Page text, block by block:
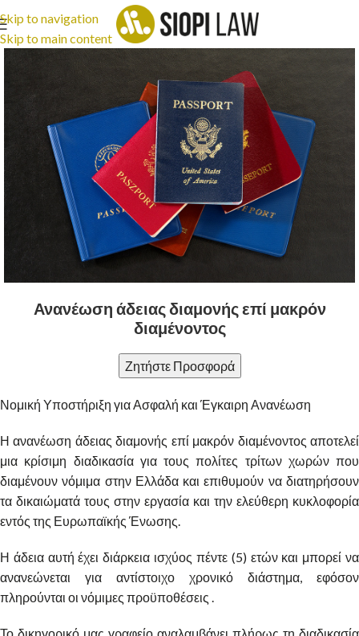
Skip to navigation
Skip to main content
Ανανέωση άδειας διαμονής επί μακρόν
διαμένοντος
Ζητήστε Προσφορά
Νομική Υποστήριξη για Ασφαλή και Έγκαιρη Ανανέωση
Η ανανέωση άδειας διαμονής επί μακρόν διαμένοντος αποτελεί
μια κρίσιμη διαδικασία για τους πολίτες τρίτων χωρών που
διαμένουν νόμιμα στην Ελλάδα και επιθυμούν να διατηρήσουν
τα δικαιώματά τους στην εργασία και την ελεύθερη κυκλοφορία
εντός της Ευρωπαϊκής Ένωσης.
Η άδεια αυτή έχει διάρκεια ισχύος πέντε (5) ετών και μπορεί να
ανανεώνεται για αντίστοιχο χρονικό διάστημα, εφόσον
πληρούνται οι νόμιμες προϋποθέσεις .